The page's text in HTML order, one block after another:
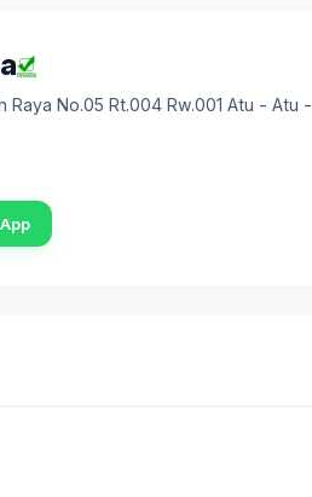
Raya No.05 Rt.004 Rw.001 Atu - Atu -